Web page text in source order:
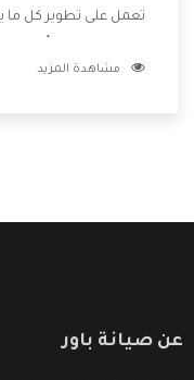
تعمل على تطوير كل ما
للعملاء أقوى العروض
مشاهدة المزيد
عن صيانة باور